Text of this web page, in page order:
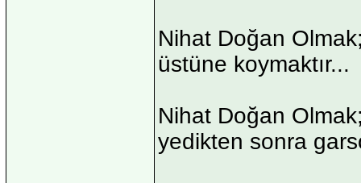
Nihat Doğan
üstüne koymaktır...
Nihat Doğan
yedikten sonra